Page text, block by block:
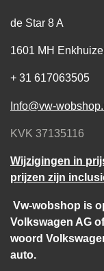
de Star 8 A
1601 MH
+ 31 617063505
Info@vw-
KVK 37135116
Wijzigingen in
prijzen zijn
Vw-wobshop is
Volkswagen AG
woord
auto.